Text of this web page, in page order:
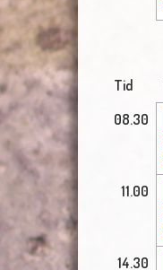
Tid
08.30
11.00
14.30